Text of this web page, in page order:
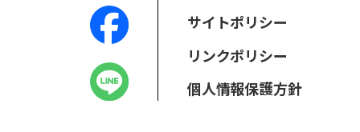
サイトポリシー
リンクポリシー
個人情報保護方針